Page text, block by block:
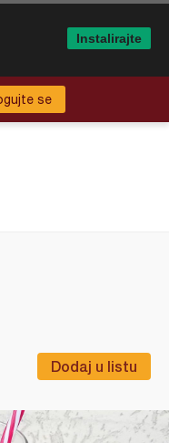
se
Dodaj u listu
Instalirajte